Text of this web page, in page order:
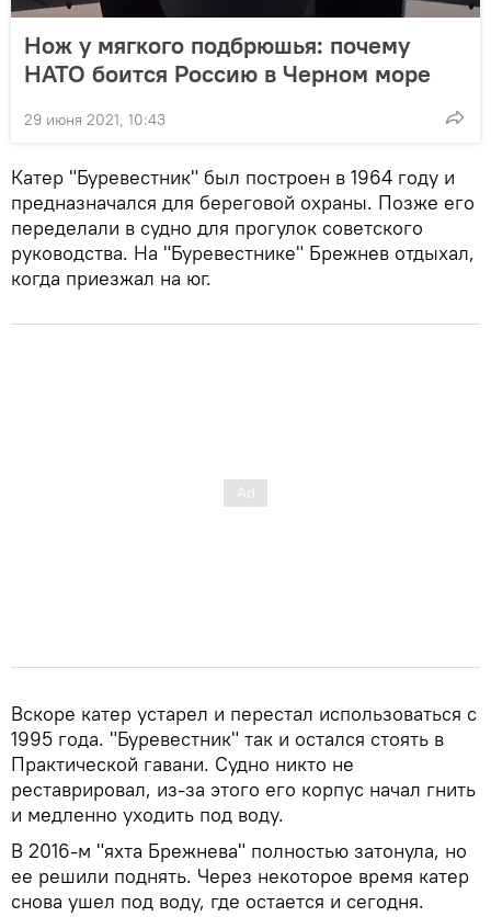
Нож у мягкого подбрюшья: почему
НАТО боится Россию в Черном море
29 июня 2021, 10:43
Катер "Буревестник" был построен в 1964 году и
предназначался для береговой охраны. Позже его
переделали в судно для прогулок советского
руководства. На "Буревестнике" Брежнев отдыхал,
когда приезжал на юг.
Вскоре катер устарел и перестал использоваться с
1995 года. "Буревестник" так и остался стоять в
Практической гавани. Судно никто не
реставрировал, из-за этого его корпус начал гнить
и медленно уходить под воду.
В 2016-м "яхта Брежнева" полностью затонула, но
ее решили поднять. Через некоторое время катер
снова ушел под воду, где остается и сегодня.